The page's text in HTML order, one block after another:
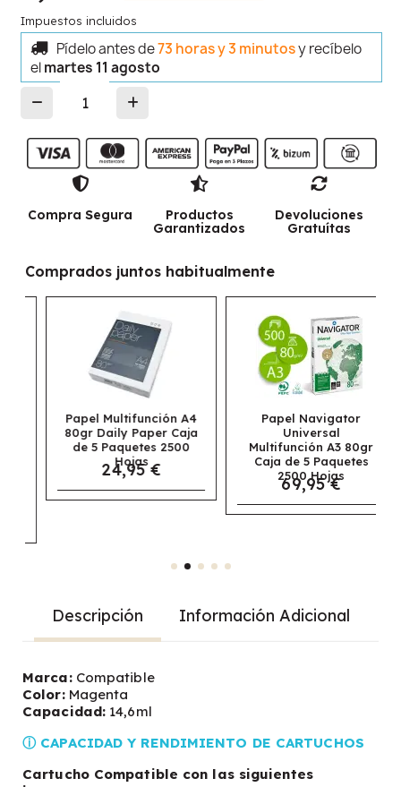
Impuestos incluidos
Pídelo antes de73 horas y 3 minutosy recíbelo
elmartes 11 agosto
Compra Segura
Productos
Garantizados
Devoluciones
Gratuítas
Comprados juntos habitualmente
Papel Multifunción A4
80gr Daily Paper Caja
de 5 Paquetes 2500
Hojas
24,95 €
Papel Navigator
Universal
Multifunción A3 80gr
Caja de 5 Paquetes
2500 Hojas
69,95 €
Descripción Información Adicional
Marca:Compatible
Color:Magenta
Capacidad: 14,6ml
ⓘ CAPACIDAD Y RENDIMIENTO DE CARTUCHOS
Cartucho Compatible con las siguientes